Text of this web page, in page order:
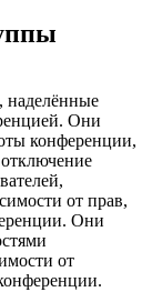
наделённые
Они
конференции,
от прав,
Они
от